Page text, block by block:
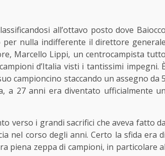
all’ottavo posto dove Baiocco
nulla indifferente il direttore generale
Marcello Lippi, un centrocampista tutto
d’Italia visti i tantissimi impegni. È
campioncino staccando un assegno da 5
a 27 anni era diventato ufficialmente un
verso i grandi sacrifici che aveva fatto da
nel corso degli anni. Certo la sfida era di
piena zeppa di campioni, in particolare al